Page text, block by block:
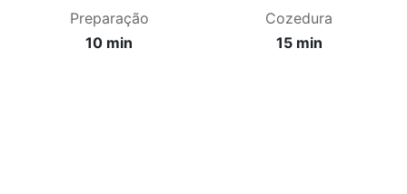
Preparação
10 min
Cozedura
15 min